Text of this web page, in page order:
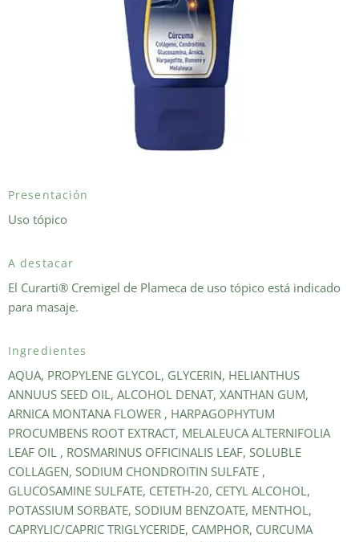
Presentación
Uso tópico
A destacar
El Curarti® Cremigel de Plameca de uso tópico está indicado
para masaje.
Ingredientes
AQUA, PROPYLENE GLYCOL, GLYCERIN, HELIANTHUS
ANNUUS SEED OIL, ALCOHOL DENAT, XANTHAN GUM,
ARNICA MONTANA FLOWER , HARPAGOPHYTUM
PROCUMBENS ROOT EXTRACT, MELALEUCA ALTERNIFOLIA
LEAF OIL , ROSMARINUS OFFICINALIS LEAF, SOLUBLE
COLLAGEN, SODIUM CHONDROITIN SULFATE ,
GLUCOSAMINE SULFATE, CETETH-20, CETYL ALCOHOL,
POTASSIUM SORBATE, SODIUM BENZOATE, MENTHOL,
CAPRYLIC/CAPRIC TRIGLYCERIDE, CAMPHOR, CURCUMA